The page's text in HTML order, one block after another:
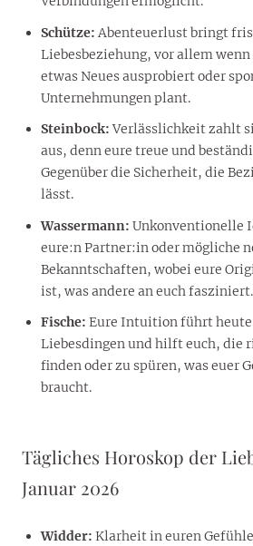
Schütze: Abenteuerlust bringt
Liebesbeziehung, vor allem
etwas Neues ausprobiert oder
Unternehmungen plant.
Steinbock:Verlässlichkeit zahlt
aus, denn eure treue und
Gegenüber die Sicherheit, die
lässt.
Wassermann: Unkonventionelle
eure:n Partner:in oder mögliche
Bekanntschaften, wobei eure
ist, was andere an euch fasziniert.
Fische: Eure Intuition führt heute
Liebesdingen und hilft euch, die
finden oder zu spüren, was euer
braucht.
Tägliches Horoskop der
Januar 2026
Widder: Klarheit in euren